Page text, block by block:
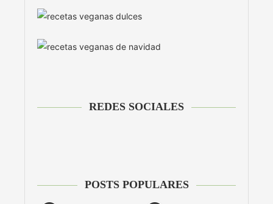
REDES SOCIALES
POSTS POPULARES